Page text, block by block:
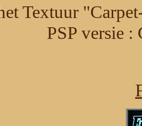
Textuur
PSP versie :